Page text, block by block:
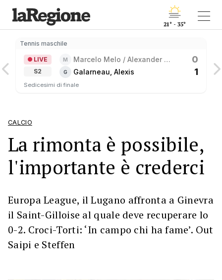
21° - 35°
Tennis maschile
LIVE
S2
M
Marcelo Melo / Alexander
Zverev
0
G Galarneau, Alexis 1
Sedicesimi di finale
CALCIO
La rimonta è possibile,
l'importante è crederci
Europa League, il Lugano affronta a Ginevra
il Saint-Gilloise al quale deve recuperare lo
0-2. Croci-Torti: ‘In campo chi ha fame’. Out
Saipi e Steffen